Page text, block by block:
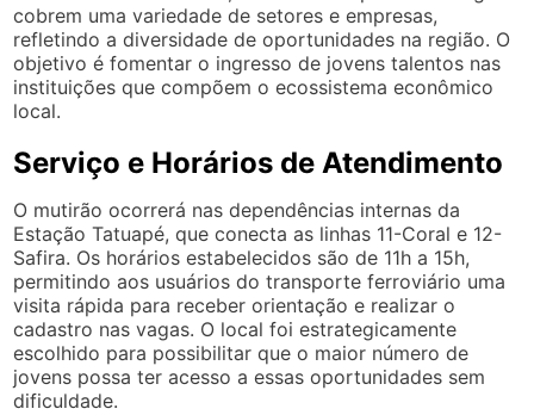
cobrem uma variedade de setores e empresas,
refletindo a diversidade de oportunidades na região. O
objetivo é fomentar o ingresso de jovens talentos nas
instituições que compõem o ecossistema econômico
local.
Serviço e Horários de Atendimento
O mutirão ocorrerá nas dependências internas da
Estação Tatuapé, que conecta as linhas 11-Coral e 12-
Safira. Os horários estabelecidos são de 11h a 15h,
permitindo aos usuários do transporte ferroviário uma
visita rápida para receber orientação e realizar o
cadastro nas vagas. O local foi estrategicamente
escolhido para possibilitar que o maior número de
jovens possa ter acesso a essas oportunidades sem
dificuldade.